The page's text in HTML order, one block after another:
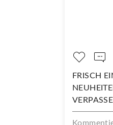
FRISCH
NEUHEITEN
VERPASSEN!